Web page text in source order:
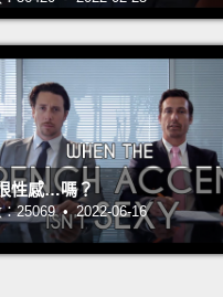
性感…嗎？
25069 • 2022-06-16